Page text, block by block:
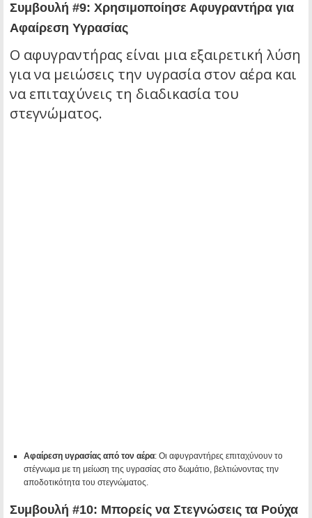
Συμβουλή #9: Χρησιμοποίησε Αφυγραντήρα για
Αφαίρεση Υγρασίας
Ο αφυγραντήρας είναι μια εξαιρετική λύση
για να μειώσεις την υγρασία στον αέρα και
να επιταχύνεις τη διαδικασία του
στεγνώματος.
Αφαίρεση υγρασίας από τον αέρα: Οι αφυγραντήρες επιταχύνουν το
στέγνωμα με τη μείωση της υγρασίας στο δωμάτιο, βελτιώνοντας την
αποδοτικότητα του στεγνώματος.
Συμβουλή #10: Μπορείς να Στεγνώσεις τα Ρούχα